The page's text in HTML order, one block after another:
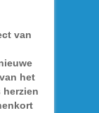
van
het